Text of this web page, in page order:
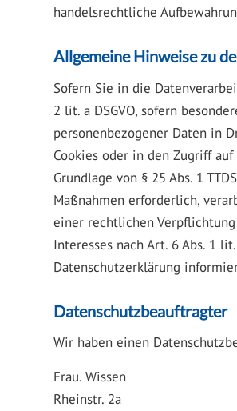
handelsrechtliche
Allgemeine Hinweise zu
Sofern Sie in die
2 lit. a DSGVO, sofern
personenbezogener Daten in
Cookies oder in den Zugriff
Grundlage von § 25 Abs. 1
Maßnahmen erforderlich,
einer rechtlichen Verpflichtung
Interesses nach Art. 6 Abs. 1
Datenschutzerklärung
Datenschutz­beauftragter
Wir haben einen
Frau. Wissen
Rheinstr. 2a